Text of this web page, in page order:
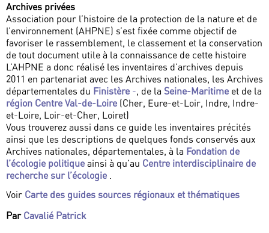
Archives privées
Association pour l’histoire de la protection de la nature et de
l’environnement (AHPNE) s’est fixée comme objectif de
favoriser le rassemblement, le classement et la conservation
de tout document utile à la connaissance de cette histoire
L’AHPNE a donc réalisé les inventaires d’archives depuis
2011 en partenariat avec les Archives nationales, les Archives
départementales du Finistère -, de la Seine-Maritime et de la
région Centre Val-de-Loire (Cher, Eure-et-Loir, Indre, Indre-
et-Loire, Loir-et-Cher, Loiret)
Vous trouverez aussi dans ce guide les inventaires précités
ainsi que les descriptions de quelques fonds conservés aux
Archives nationales, départementales, à la Fondation de
l’écologie politique ainsi à qu’au Centre interdisciplinaire de
recherche sur l’écologie .
Voir Carte des guides sources régionaux et thématiques
Par Cavalié Patrick